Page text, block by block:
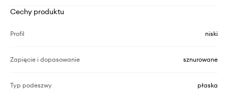
Cechy produktu
Profil niski
Zapięcie i dopasowanie sznurowane
Typ podeszwy płaska